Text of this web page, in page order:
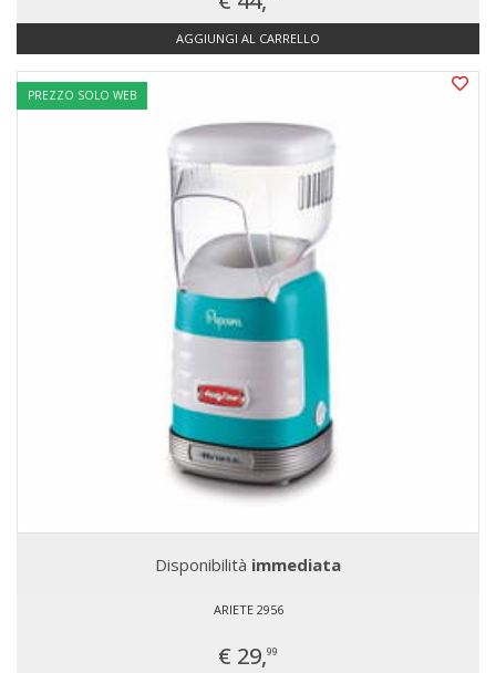
AGGIUNGI AL CARRELLO
PREZZO SOLO WEB
Disponibilità immediata
ARIETE 2956
€ 29,99